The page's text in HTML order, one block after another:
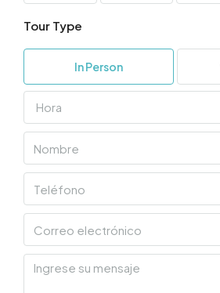
Tour Type
In Person
Hora